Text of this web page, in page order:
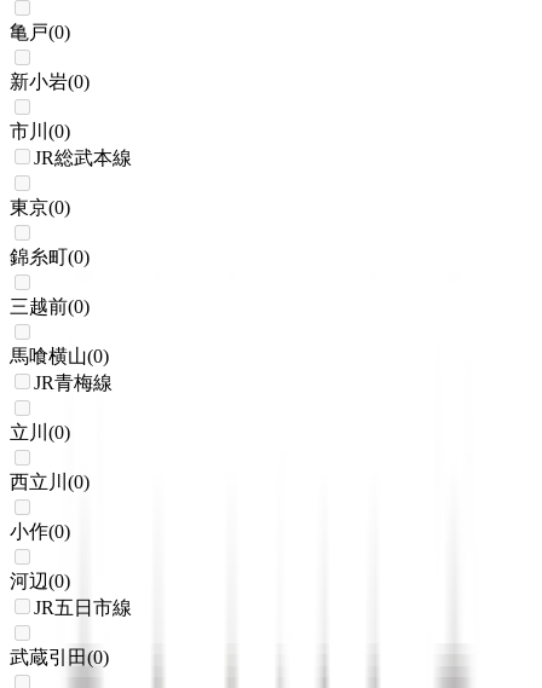
亀戸(0)
新小岩(0)
市川 (0)
JR総武本線
東京(0)
錦糸町(0)
三越前(0)
馬喰横山(0)
JR青梅線
立川 (0)
西立川 (0)
小作(0)
河辺(0)
JR五日市線
武蔵引田(0)